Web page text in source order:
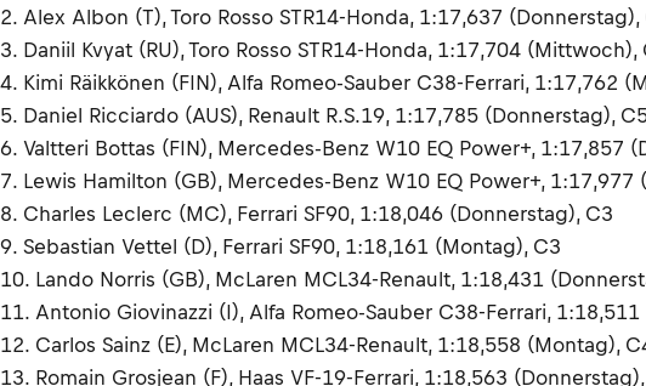
2. Alex Albon (T), Toro Rosso STR14-Honda, 1:17,637 (Donnerstag),
3. Daniil Kvyat (RU), Toro Rosso STR14-Honda, 1:17,704 (Mittwoch),
4. Kimi Räikkönen (FIN), Alfa Romeo-Sauber C38-Ferrari, 1:17,762
5. Daniel Ricciardo (AUS), Renault R.S.19, 1:17,785 (Donnerstag),
6. Valtteri Bottas (FIN), Mercedes-Benz W10 EQ Power+, 1:17,857
7. Lewis Hamilton (GB), Mercedes-Benz W10 EQ Power+, 1:17,977
8. Charles Leclerc (MC), Ferrari SF90, 1:18,046 (Donnerstag), C3
9. Sebastian Vettel (D), Ferrari SF90, 1:18,161 (Montag), C3
10. Lando Norris (GB), McLaren MCL34-Renault, 1:18,431
11. Antonio Giovinazzi (I), Alfa Romeo-Sauber C38-Ferrari,
12. Carlos Sainz (E), McLaren MCL34-Renault, 1:18,558 (Montag),
13. Romain Grosjean (F), Haas VF-19-Ferrari, 1:18,563